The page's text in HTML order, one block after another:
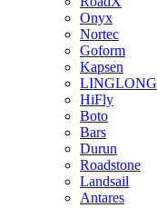
Onyx
Nortec
Goform
Kapsen
LINGLONG
HiFly
Boto
Bars
Durun
Roadstone
Landsail
Antares